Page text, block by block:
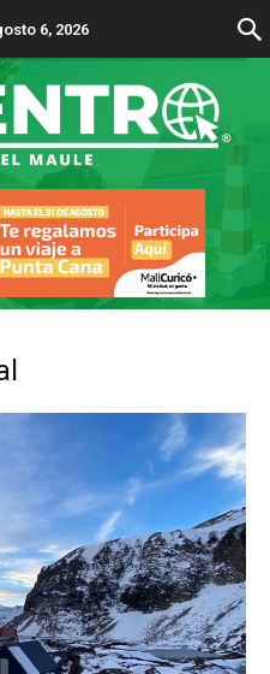
6, 2026